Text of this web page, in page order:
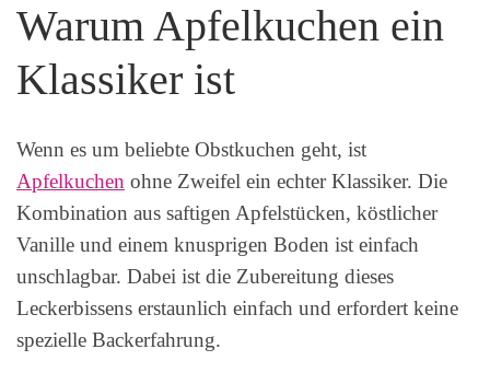
Warum Apfelkuchen ein
Klassiker ist
Wenn es um beliebte Obstkuchen geht, ist
Apfelkuchen ohne Zweifel ein echter Klassiker. Die
Kombination aus saftigen Apfelstücken, köstlicher
Vanille und einem knusprigen Boden ist einfach
unschlagbar. Dabei ist die Zubereitung dieses
Leckerbissens erstaunlich einfach und erfordert keine
spezielle Backerfahrung.